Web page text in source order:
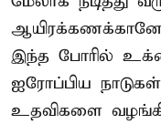
இந்த போரில்
ஐரோப்பிய
உதவிகளை